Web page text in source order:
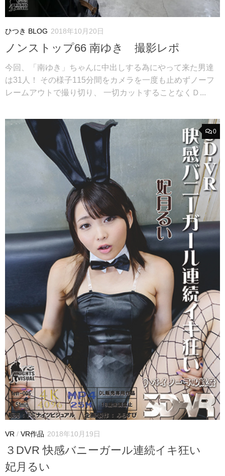
ひつき BLOG 2018年10月20日
ノンストップ66 南ゆき 撮影レポ
今回、「南ゆき」ちゃんに中出しする為にやって来た男達
は31人！ その様子115分間をカメラを一度も止めずノーフ
レームアウトで撮り切り、 一切カットすることなくＤ...
0
VR / VR作品 2018年10月19日
３DVR 快感バニーガール連続イキ狂い
妃月るい